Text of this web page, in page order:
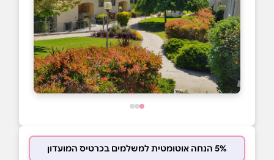
5% הנחה אוטומטית למשלמים בכרטיס המועדון